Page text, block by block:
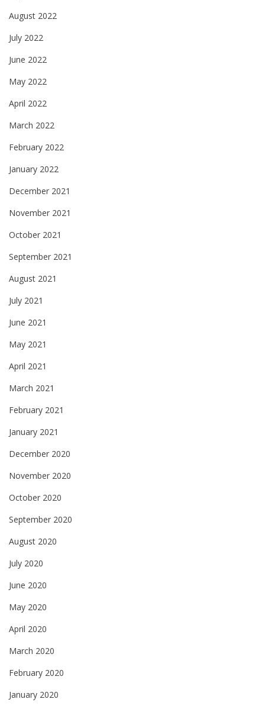
August 2022
July 2022
June 2022
May 2022
April 2022
March 2022
February 2022
January 2022
December 2021
November 2021
October 2021
September 2021
August 2021
July 2021
June 2021
May 2021
April 2021
March 2021
February 2021
January 2021
December 2020
November 2020
October 2020
September 2020
August 2020
July 2020
June 2020
May 2020
April 2020
March 2020
February 2020
January 2020